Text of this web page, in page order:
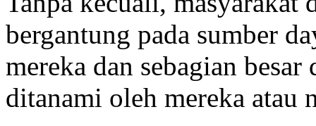
bergantung pada sumber
mereka dan sebagian
ditanami oleh mereka atau